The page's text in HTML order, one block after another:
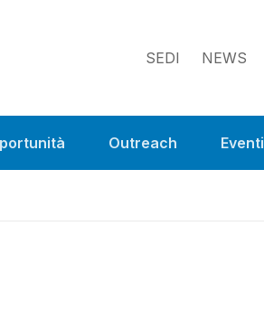
SEDI NEWS
Outreach Eventi